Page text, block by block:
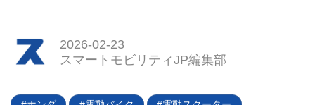
2026-02-23
スマートモビリティJP編集部